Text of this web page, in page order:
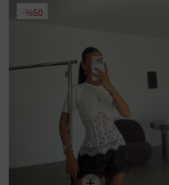
%50